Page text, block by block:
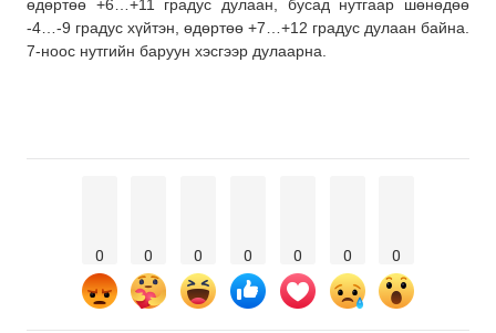
өдөртөө +6…+11 градус дулаан, бусад нутгаар шөнөдөө
-4…-9 градус хүйтэн, өдөртөө +7…+12 градус дулаан байна.
7-ноос нутгийн баруун хэсгээр дулаарна.
0 0 0 0 0 0 0